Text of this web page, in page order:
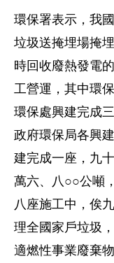
環保署表示，我
垃圾送掩埋場掩
時回收廢熱發電
工營運，其中環
環保處興建完成
政府環保局各興
建完成一座，九
萬六、八○○公噸
八座施工中，俟
理全國家戶垃圾
適燃性事業廢棄物